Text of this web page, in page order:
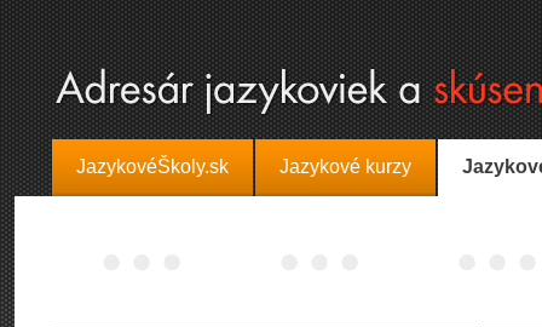
JazykovéŠkoly.sk Jazykové kurzy